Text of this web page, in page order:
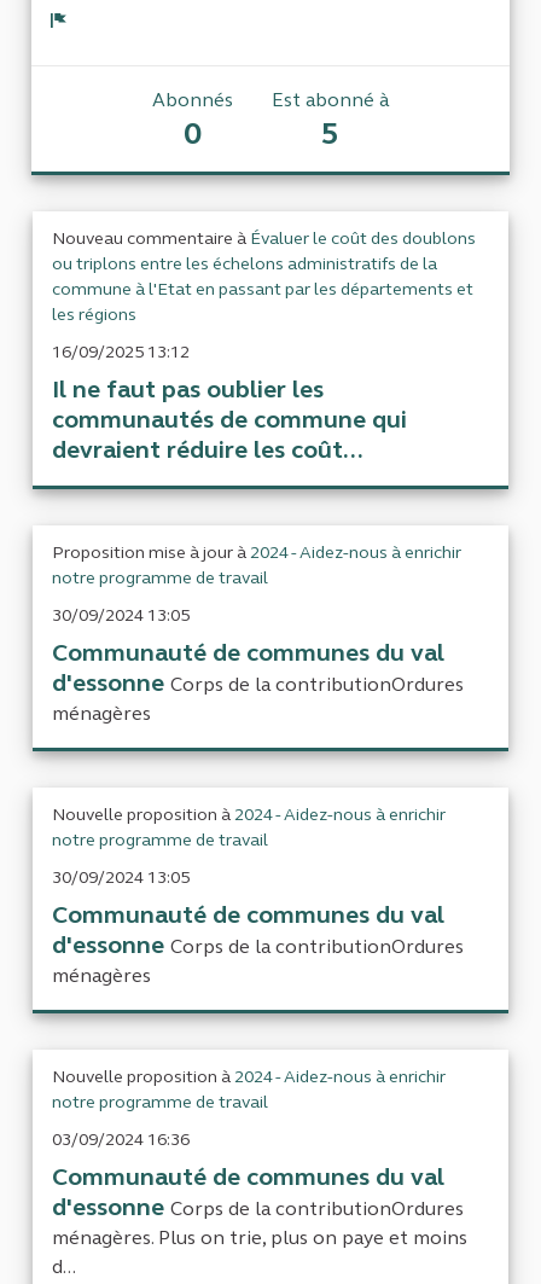
Abonnés
0
Est abonné à
5
Nouveau commentaire à Évaluer le coût des doublons
ou triplons entre les échelons administratifs de la
commune à l'Etat en passant par les départements et
les régions
16/09/2025 13:12
Il ne faut pas oublier les
communautés de commune qui
devraient réduire les coût...
Proposition mise à jour à2024 - Aidez-nous à enrichir
notre programme de travail
30/09/2024 13:05
Communauté de communes du val
d'essonne Corps de la contributionOrdures
ménagères
Nouvelle proposition à2024 - Aidez-nous à enrichir
notre programme de travail
30/09/2024 13:05
Communauté de communes du val
d'essonne Corps de la contributionOrdures
ménagères
Nouvelle proposition à2024 - Aidez-nous à enrichir
notre programme de travail
03/09/2024 16:36
Communauté de communes du val
d'essonne Corps de la contributionOrdures
ménagères. Plus on trie, plus on paye et moins
d...